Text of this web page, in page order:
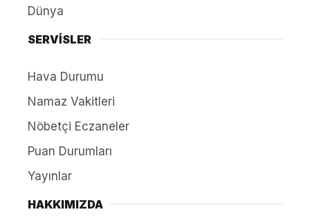
Dünya
SERVİSLER
Hava Durumu
Namaz Vakitleri
Nöbetçi Eczaneler
Puan Durumları
Yayınlar
HAKKIMIZDA